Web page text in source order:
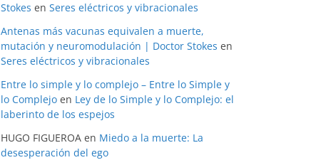
Stokes en Seres eléctricos y vibracionales
Antenas más vacunas equivalen a muerte,
mutación y neuromodulación | Doctor Stokes en
Seres eléctricos y vibracionales
Entre lo simple y lo complejo – Entre lo Simple y
lo Complejo en Ley de lo Simple y lo Complejo: el
laberinto de los espejos
HUGO FIGUEROA en Miedo a la muerte: La
desesperación del ego